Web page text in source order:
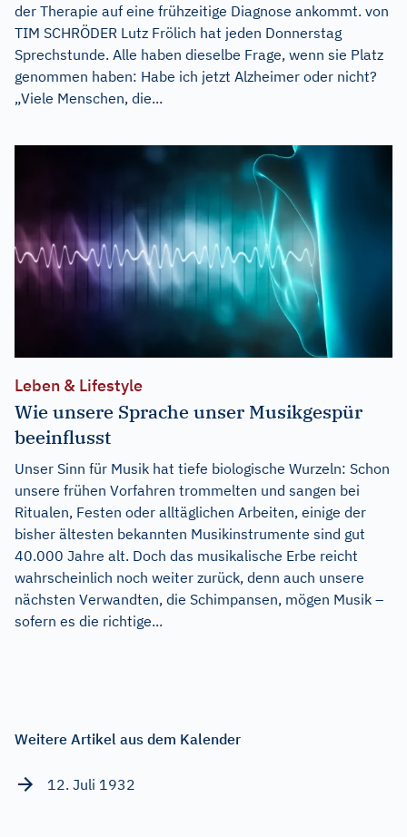
der Therapie auf eine frühzeitige Diagnose ankommt. von
TIM SCHRÖDER Lutz Frölich hat jeden Donnerstag
Sprechstunde. Alle haben dieselbe Frage, wenn sie Platz
genommen haben: Habe ich jetzt Alzheimer oder nicht?
„Viele Menschen, die...
Leben & Lifestyle
Wie unsere Sprache unser Musikgespür
beeinflusst
Unser Sinn für Musik hat tiefe biologische Wurzeln: Schon
unsere frühen Vorfahren trommelten und sangen bei
Ritualen, Festen oder alltäglichen Arbeiten, einige der
bisher ältesten bekannten Musikinstrumente sind gut
40.000 Jahre alt. Doch das musikalische Erbe reicht
wahrscheinlich noch weiter zurück, denn auch unsere
nächsten Verwandten, die Schimpansen, mögen Musik –
sofern es die richtige...
Weitere Artikel aus dem Kalender
12. Juli 1932